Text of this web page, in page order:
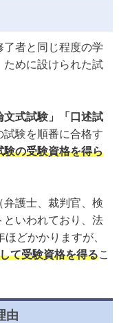
者と同じ程度の学
ために設けられた試
文式試験」「口述試
験を順番に合格す
験の受験資格を得ら
護士、裁判官、検
といわれており、法
どかかりますが、
て受験資格を得るこ
由